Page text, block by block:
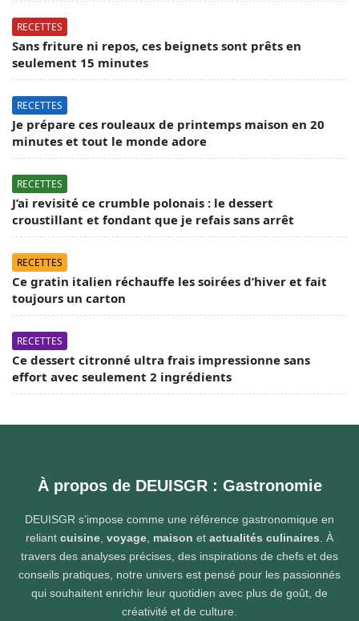
RECETTES
Sans friture ni repos, ces beignets sont prêts en
seulement 15 minutes
RECETTES
Je prépare ces rouleaux de printemps maison en 20
minutes et tout le monde adore
RECETTES
J’ai revisité ce crumble polonais : le dessert
croustillant et fondant que je refais sans arrêt
RECETTES
Ce gratin italien réchauffe les soirées d’hiver et fait
toujours un carton
RECETTES
Ce dessert citronné ultra frais impressionne sans
effort avec seulement 2 ingrédients
À propos de DEUISGR : Gastronomie
DEUISGR s’impose comme une référence gastronomique en
reliant cuisine voyage maison et actualités culinaires . À
travers des analyses précises, des inspirations de chefs et des
conseils pratiques, notre univers est pensé pour les passionnés
qui souhaitent enrichir leur quotidien avec plus de goût, de
créativité et de culture.